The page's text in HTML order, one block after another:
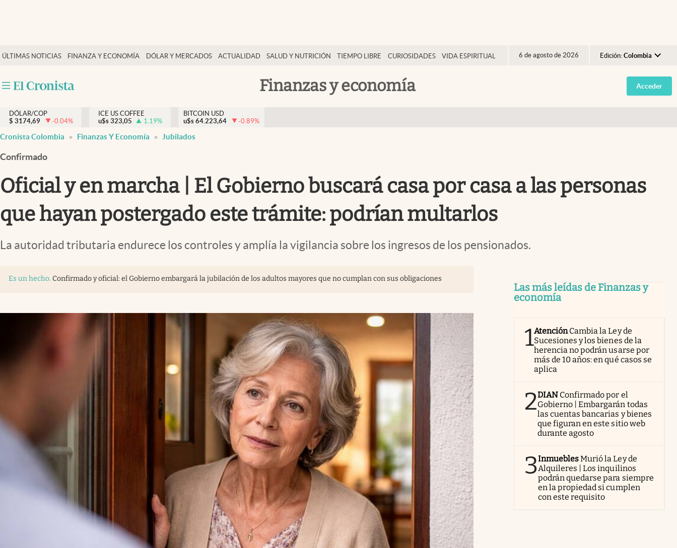
ÚLTIMAS NOTICIAS FINANZA Y ECONOMÍA DÓLAR Y MERCADOS ACTUALIDAD SALUD Y NUTRICIÓN TIEMPO LIBRE CURIOSIDADES VIDA ESPIRITUAL 6 de agosto de 2026 Edición: Colombia
Argentina
España
Finanzas y economía
Salud y nutrición
Tiempo libre
Dólar y mercados
Curiosidades
Acceder
DÓLAR/COP
$ 3174,69 -0.04%
ICE US COFFEE
u$s 323,05 1.19%
BITCOIN USD
u$s 64.223,64 -0.89%
Cronista Colombia Finanzas Y Economía Jubilados
Confirmado
Oficial y en marcha | El Gobierno buscará casa por casa a las personas
que hayan postergado este trámite: podrían multarlos
La autoridad tributaria endurece los controles y amplía la vigilancia sobre los ingresos de los pensionados.
Es un hecho. Confirmado y oficial: el Gobierno embargará la jubilación de los adultos mayores que no cumplan con sus obligaciones
Las más leídas de Finanzas y
economía
1AtenciónCambia la Ley de
Sucesiones y los bienes de la
herencia no podrán usarse por
más de 10 años: en qué casos se
aplica
2DIAN Confirmado por el
Gobierno | Embargarán todas
las cuentas bancarias y bienes
que figuran en este sitio web
durante agosto
3InmueblesMurió la Ley de
Alquileres | Los inquilinos
podrán quedarse para siempre
en la propiedad si cumplen
con este requisito